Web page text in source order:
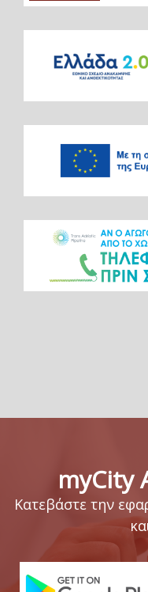
myCity
Κατεβάστε την